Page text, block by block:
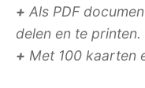
+ Als PDF
delen en te printen.
+ Met 100 kaarten